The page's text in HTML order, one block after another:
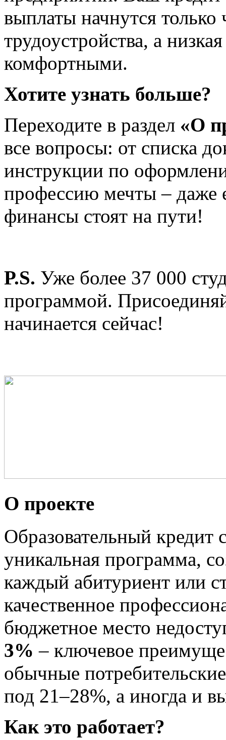
выплаты начнутся только
трудоустройства, а
комфортными.
Хотите узнать больше?
Переходите в раздел «О
все вопросы: от списка
инструкции по
профессию мечты – даже
финансы стоят на пути!
P.S. Уже более 37 000
программой.
начинается сейчас!
О проекте
Образовательный кредит
уникальная программа,
каждый абитуриент или
качественное
бюджетное место
3% – ключевое
обычные
под 21–28%, а иногда и
Как это работает?